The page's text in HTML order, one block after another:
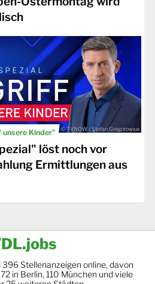
Kinder" © TVNOW / Stefan Gregorowius
löst noch vor
Ermittlungen aus
396 Stellenanzeigen online, davon
in Berlin, 110 München und viele